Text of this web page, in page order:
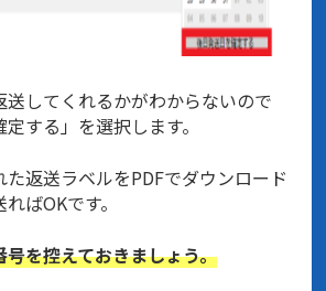
送してくれるかがわからないので
定する」を選択します。
た返送ラベルをPDFでダウンロード
ばOKです。
を控えておきましょう。